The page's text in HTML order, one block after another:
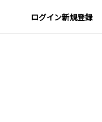
ログイン新規登録